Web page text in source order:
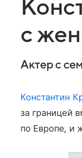
с
Актер с
Константин
за границей
по Европе, и